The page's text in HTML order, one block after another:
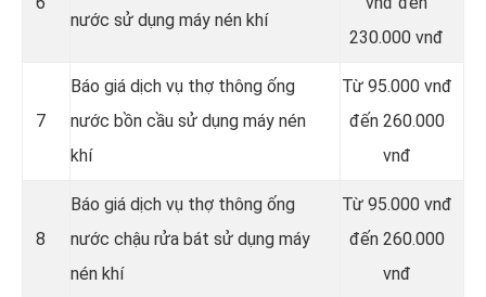
nước sử dụng máy nén khí
230.000 vnđ
7
Báo giá dịch vụ thợ thông ống
nước bồn cầu sử dụng máy nén
khí
Từ 95.000 vnđ
đến 260.000
vnđ
8
Báo giá dịch vụ thợ thông ống
nước chậu rửa bát sử dụng máy
nén khí
Từ 95.000 vnđ
đến 260.000
vnđ